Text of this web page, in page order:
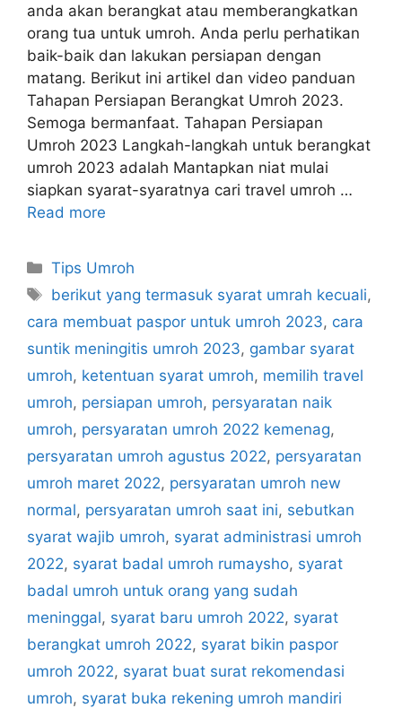
anda akan berangkat atau memberangkatkan
orang tua untuk umroh. Anda perlu perhatikan
baik-baik dan lakukan persiapan dengan
matang. Berikut ini artikel dan video panduan
Tahapan Persiapan Berangkat Umroh 2023.
Semoga bermanfaat. Tahapan Persiapan
Umroh 2023 Langkah-langkah untuk berangkat
umroh 2023 adalah Mantapkan niat mulai
siapkan syarat-syaratnya cari travel umroh …
Read more
Categories
Tips Umroh
Tags
berikut yang termasuk syarat umrah kecuali,
cara membuat paspor untuk umroh 2023, cara
suntik meningitis umroh 2023, gambar syarat
umroh, ketentuan syarat umroh, memilih travel
umroh, persiapan umroh, persyaratan naik
umroh, persyaratan umroh 2022 kemenag,
persyaratan umroh agustus 2022, persyaratan
umroh maret 2022, persyaratan umroh new
normal, persyaratan umroh saat ini, sebutkan
syarat wajib umroh, syarat administrasi umroh
2022, syarat badal umroh rumaysho, syarat
badal umroh untuk orang yang sudah
meninggal, syarat baru umroh 2022, syarat
berangkat umroh 2022, syarat bikin paspor
umroh 2022, syarat buat surat rekomendasi
umroh, syarat buka rekening umroh mandiri